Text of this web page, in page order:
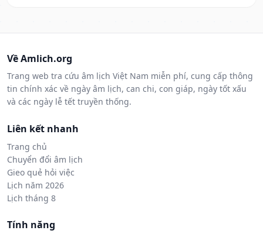
Về Amlich.org
Trang web tra cứu âm lịch Việt Nam miễn phí, cung cấp thông
tin chính xác về ngày âm lịch, can chi, con giáp, ngày tốt xấu
và các ngày lễ tết truyền thống.
Liên kết nhanh
Trang chủ
Chuyển đổi âm lịch
Gieo quẻ hỏi việc
Lịch năm 2026
Lịch tháng 8
Tính năng